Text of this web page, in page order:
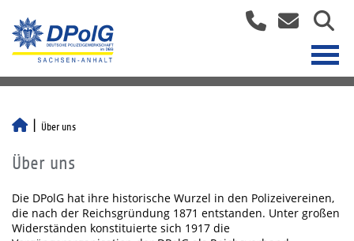
Über uns
Über uns
Die DPolG hat ihre historische Wurzel in den Polizeivereinen,
die nach der Reichsgründung 1871 entstanden. Unter großen
Widerständen konstituierte sich 1917 die